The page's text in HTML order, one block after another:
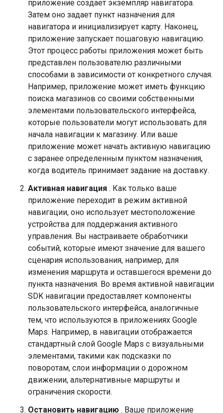
приложение создает экземпляр навигатора.
Затем оно задает пункт назначения для
навигатора и инициализирует карту. Наконец,
приложение запускает пошаговую навигацию.
Этот процесс работы приложения может быть
представлен пользователю различными
способами в зависимости от конкретного случая.
Например, приложение может иметь функцию
поиска магазинов со своими собственными
элементами пользовательского интерфейса,
которые пользователи могут использовать для
начала навигации к магазину. Или ваше
приложение может начать активную навигацию
с заранее определенным пунктом назначения,
когда водитель принимает задание на доставку.
Активная навигация . Как только ваше
приложение переходит в режим активной
навигации, оно использует местоположение
устройства для поддержания активного
управления. Вы настраиваете обработчики
событий, которые имеют значение для вашего
сценария использования, например, для
изменения маршрута и оставшегося времени до
пункта назначения. Во время активной навигации
SDK навигации предоставляет компоненты
пользовательского интерфейса, аналогичные
тем, что используются в приложениях Google
Maps. Например, в навигации отображается
стандартный слой Google Maps с визуальными
элементами, такими как подсказки по
поворотам, слои информации о дорожном
движении, альтернативные маршруты и
ограничения скорости.
Остановить навигацию . Ваше приложение